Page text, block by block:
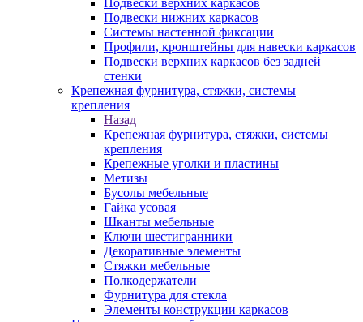
Подвески верхних каркасов
Подвески нижних каркасов
Системы настенной фиксации
Профили, кронштейны для навески каркасов
Подвески верхних каркасов без задней
стенки
Крепежная фурнитура, стяжки, системы
крепления
Назад
Крепежная фурнитура, стяжки, системы
крепления
Крепежные уголки и пластины
Метизы
Бусолы мебельные
Гайка усовая
Шканты мебельные
Ключи шестигранники
Декоративные элементы
Стяжки мебельные
Полкодержатели
Фурнитура для стекла
Элементы конструкции каркасов